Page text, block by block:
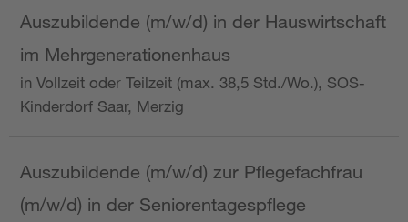
Auszubildende (m/w/d) in der Hauswirtschaft
im Mehrgenerationenhaus
in Vollzeit oder Teilzeit (max. 38,5 Std./Wo.), SOS-
Kinderdorf Saar, Merzig
Auszubildende (m/w/d) zur Pflegefachfrau
(m/w/d) in der Seniorentagespflege